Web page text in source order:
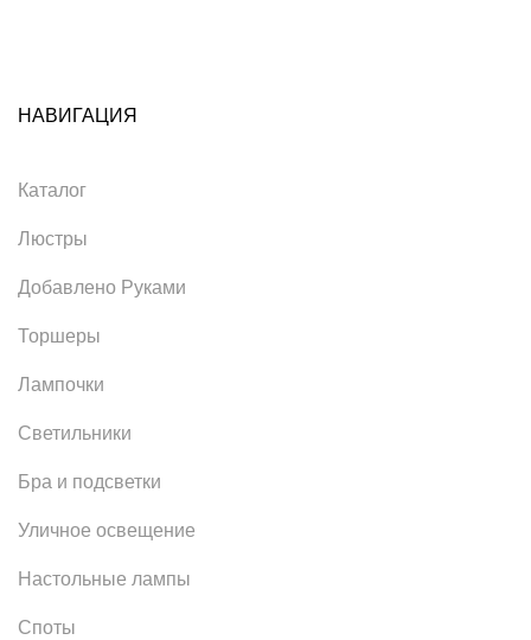
НАВИГАЦИЯ
Каталог
Люстры
Добавлено Руками
Торшеры
Лампочки
Светильники
Бра и подсветки
Уличное освещение
Настольные лампы
Споты